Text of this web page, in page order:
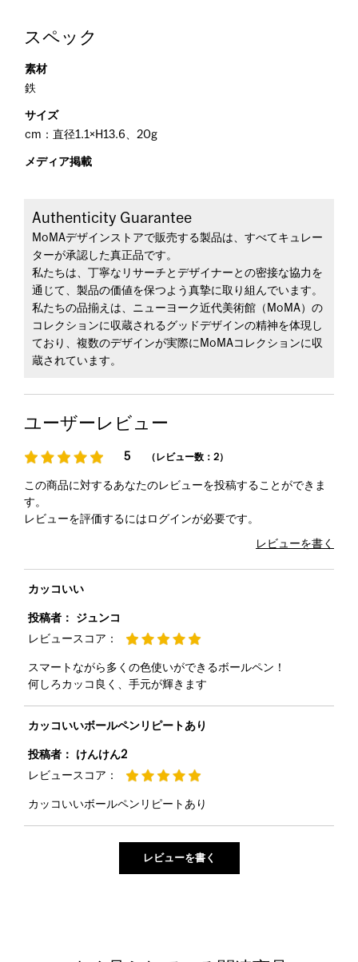
スペック
素材
鉄
サイズ
cm：直径1.1×H13.6、20g
メディア掲載
Authenticity Guarantee
MoMAデザインストアで販売する製品は、すべてキュレー
ターが承認した真正品です。
私たちは、丁寧なリサーチとデザイナーとの密接な協力を
通じて、製品の価値を保つよう真摯に取り組んでいます。
私たちの品揃えは、ニューヨーク近代美術館（MoMA）の
コレクションに収蔵されるグッドデザインの精神を体現し
ており、複数のデザインが実際にMoMAコレクションに収
蔵されています。
ユーザーレビュー
5 （レビュー数：2）
この商品に対するあなたのレビューを投稿することができま
す。
レビューを評価するには ログインが必要です。
レビューを書く
カッコいい
投稿者：
ジュンコ
レビュースコア：
スマートながら多くの色使いができるボールペン！
何しろカッコ良く、手元が輝きます
カッコいいボールペンリピートあり
投稿者：
けんけん2
レビュースコア：
カッコいいボールペンリピートあり